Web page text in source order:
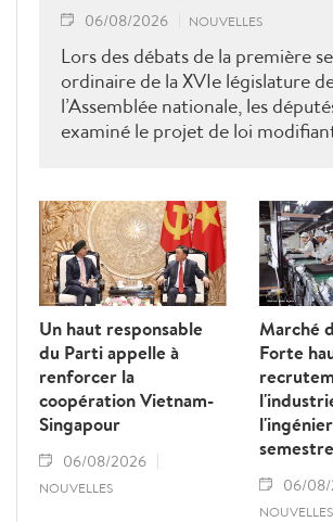
06/08/2026 NOUVELLES
Lors des débats de la première
ordinaire de la XVIe législature
l’Assemblée nationale, les
examiné le projet de loi
contrat. Ils ont proposé
visant à renforcer la gestion de
lutter contre les fraudes et à
protéger les droits et les
des travailleurs.
Un haut responsable
du Parti appelle à
renforcer la
coopération Vietnam-
Singapour
06/08/2026
NOUVELLES
Marché
Forte
semestre
06/
NOUVELLES